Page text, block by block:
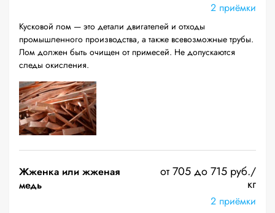
2 приёмки
Кусковой лом — это детали двигателей и отходы
промышленного производства, а также всевозможные трубы.
Лом должен быть очищен от примесей. Не допускаются
следы окисления.
Жженка или жженая
медь
от 705 до 715 руб./
кг
2 приёмки